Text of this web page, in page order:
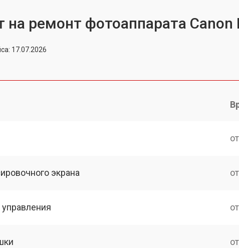
на ремонт фотоаппарата Canon
17.07.2026
экрана